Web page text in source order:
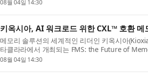
08월 04일 14:30
키옥시아, AI 워크로드 위한 CXL™ 호환 메
메모리 솔루션의 세계적인 리더인 키옥시아
타클라라에서 개최되는 FMS: the Future of
옥시아 부스에서 컴퓨트 익스프레스 링크
08월 04일 14:30